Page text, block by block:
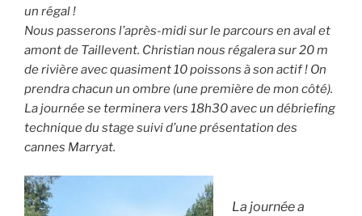
un régal !
Nous passerons l’après-midi sur le parcours en aval et
amont de Taillevent. Christian nous régalera sur 20 m
de rivière avec quasiment 10 poissons à son actif ! On
prendra chacun un ombre (une première de mon côté).
La journée se terminera vers 18h30 avec un débriefing
technique du stage suivi d’une présentation des
cannes Marryat.
La journée a